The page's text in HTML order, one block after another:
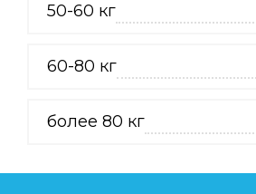
50-60 кг
60-80 кг
более 80 кг